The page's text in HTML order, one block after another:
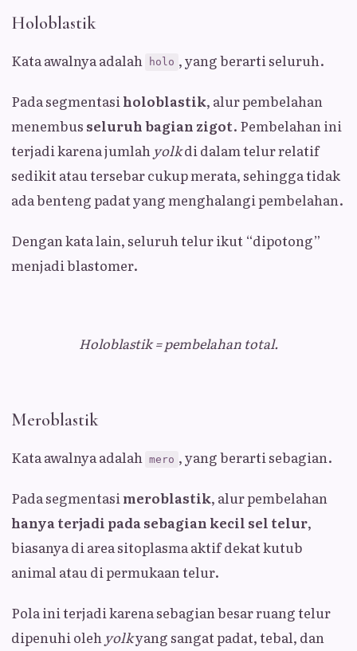
Holoblastik
Kata awalnya adalah holo , yang berarti seluruh.
Pada segmentasi holoblastik, alur pembelahan
menembus seluruh bagian zigot. Pembelahan ini
terjadi karena jumlah yolkdi dalam telur relatif
sedikit atau tersebar cukup merata, sehingga tidak
ada benteng padat yang menghalangi pembelahan.
Dengan kata lain, seluruh telur ikut “dipotong”
menjadi blastomer.
Holoblastik = pembelahan total.
Meroblastik
Kata awalnya adalah mero , yang berarti sebagian.
Pada segmentasimeroblastik, alur pembelahan
hanya terjadi pada sebagian kecil sel telur,
biasanya di area sitoplasma aktif dekat kutub
animal atau di permukaan telur.
Pola ini terjadi karena sebagian besar ruang telur
dipenuhi oleh yolkyang sangat padat, tebal, dan